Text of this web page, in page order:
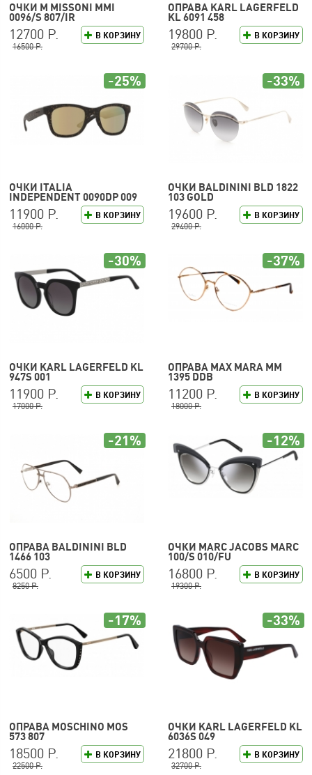
ОЧКИ M MISSONI MMI
0096/S 807/IR
В КОРЗИНУ
12700 Р.
16500 Р.
ОПРАВА KARL LAGERFELD
KL 6091 458
В КОРЗИНУ
19800 Р.
29700 Р.
ОЧКИ ITALIA
INDEPENDENT 0090DP 009
120
В КОРЗИНУ
11900 Р.
16000 Р.
-25%
ОЧКИ BALDININI BLD 1822
103 GOLD
В КОРЗИНУ
19600 Р.
29400 Р.
-33%
ОЧКИ KARL LAGERFELD KL
947S 001
В КОРЗИНУ
11900 Р.
17000 Р.
-30%
ОПРАВА MAX MARA MM
1395 DDB
В КОРЗИНУ
11200 Р.
18000 Р.
-37%
ОПРАВА BALDININI BLD
1466 103
В КОРЗИНУ
6500 Р.
8250 Р.
-21%
ОЧКИ MARC JACOBS MARC
100/S 010/FU
В КОРЗИНУ
16800 Р.
19300 Р.
-12%
ОПРАВА MOSCHINO MOS
573 807
В КОРЗИНУ
18500 Р.
22500 Р.
-17%
ОЧКИ KARL LAGERFELD KL
6036S 049
В КОРЗИНУ
21800 Р.
32700 Р.
-33%